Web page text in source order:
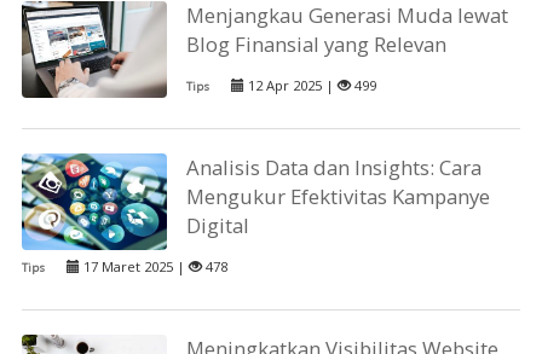
Menjangkau Generasi Muda lewat
Blog Finansial yang Relevan
Tips 12 Apr 2025 | 499
Analisis Data dan Insights: Cara
Mengukur Efektivitas Kampanye
Digital
Tips 17 Maret 2025 | 478